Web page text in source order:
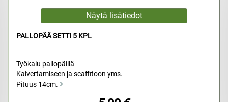
PALLOPÄÄ SETTI 5 KPL
Työkalu pallopäillä
Kaivertamiseen ja scaffitoon yms.
Pituus 14cm.